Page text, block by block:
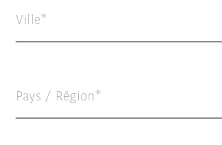
Ville
Pays / Région*